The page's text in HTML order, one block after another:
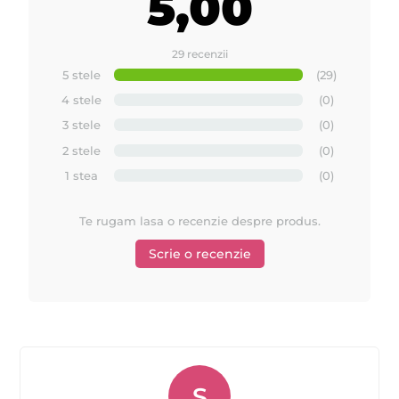
Quickepil
29 recenzii
5 stele
(29)
4 stele
(0)
3 stele
(0)
2 stele
(0)
1 stea
(0)
Te rugam lasa o recenzie despre produs.
Scrie o recenzie